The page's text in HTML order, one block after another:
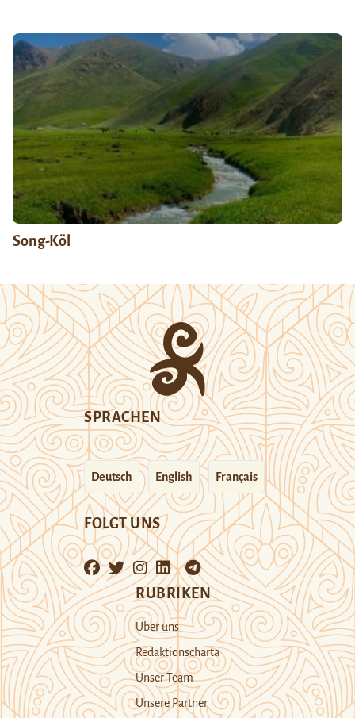
Song-Köl
SPRACHEN
Deutsch English Français
FOLGT UNS
RUBRIKEN
Über uns
Redaktionscharta
Unser Team
Unsere Partner